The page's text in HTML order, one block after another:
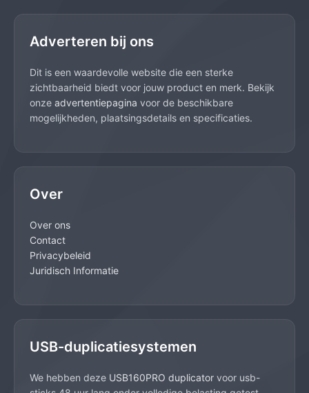
Adverteren bij ons
Dit is een waardevolle website die een sterke
zichtbaarheid biedt voor jouw product en merk. Bekijk
onze advertentiepagina voor de beschikbare
mogelijkheden, plaatsingsdetails en specificaties.
Over
Over ons
Contact
Privacybeleid
Juridisch Informatie
USB-duplicatiesystemen
We hebben deze USB160PRO duplicator voor usb-